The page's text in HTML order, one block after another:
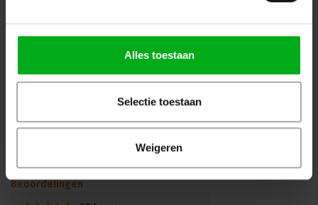
Alles toestaan
Selectie toestaan
Weigeren
Over Podiumtechniek
Veilig winkelen
Beoordelingen